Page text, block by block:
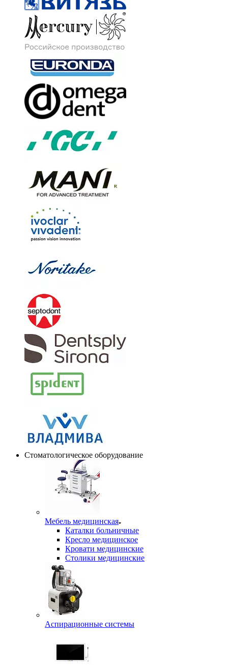
Стоматологическое оборудование
Мебель медицинская
Каталки больничные
Кресло медицинское
Кровати медицинские
Столики медицинские
Аспирационные системы